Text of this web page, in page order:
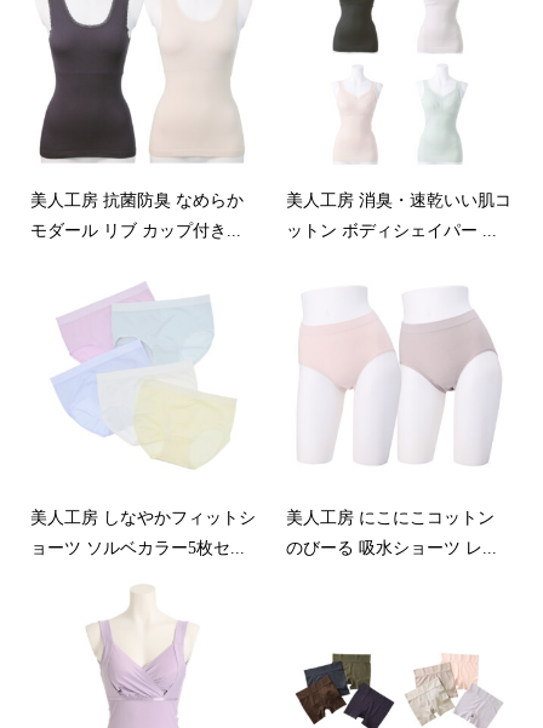
美人工房 抗菌防臭 なめらか
モダール リブ カップ付き...
美人工房 消臭・速乾いい肌コ
ットン ボディシェイパー ...
美人工房 しなやかフィットシ
ョーツ ソルベカラー5枚セ...
美人工房 にこにこコットン
のびーる 吸水ショーツ レ...